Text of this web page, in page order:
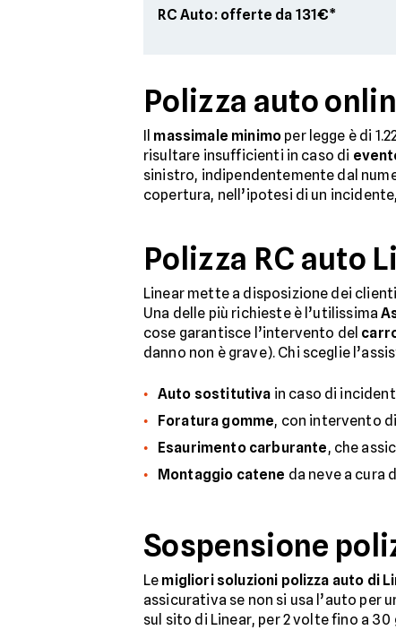
RC Auto: offerte da 131€*
Polizza auto
Il massimale minimo per legge è di
risultare insufficienti in caso di
sinistro, indipendentemente dal
copertura, nell’ipotesi di un
Polizza RC auto
Linear mette a disposizione dei
Una delle più richieste è l’utilissima
cose garantisce l’intervento del
danno non è grave). Chi sceglie
Auto sostitutiva in caso di
Foratura gomme, con intervento
Esaurimento carburante, che
Montaggio catene da neve a cura
Sospensione
Le migliori soluzioni polizza auto di
assicurativa se non si usa l’auto per
sul sito di Linear, per 2 volte fino a 30